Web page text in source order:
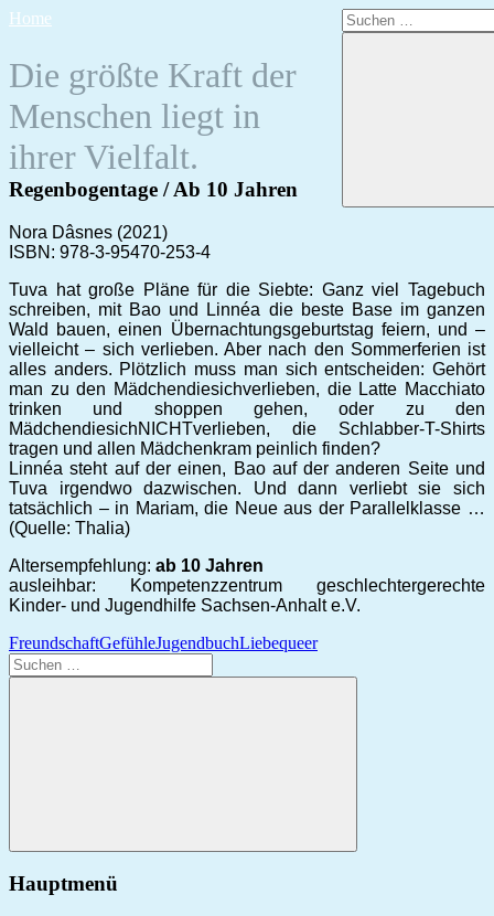
Zum
Home
Die größte Kraft der
Menschen liegt in
ihrer Vielfalt.
Suchen
nach:
Regenbogentage / Ab 10 Jahren
Nora Dâsnes (2021)
ISBN: 978-3-95470-253-4
Tuva hat große Pläne für die Siebte: Ganz viel Tagebuch
schreiben, mit Bao und Linnéa die beste Base im ganzen
Wald bauen, einen Übernachtungsgeburtstag feiern, und –
vielleicht – sich verlieben. Aber nach den Sommerferien ist
alles anders. Plötzlich muss man sich entscheiden: Gehört
man zu den Mädchendiesichverlieben, die Latte Macchiato
trinken und shoppen gehen, oder zu den
MädchendiesichNICHTverlieben, die Schlabber-T-Shirts
tragen und allen Mädchenkram peinlich finden?
Linnéa steht auf der einen, Bao auf der anderen Seite und
Tuva irgendwo dazwischen. Und dann verliebt sie sich
tatsächlich – in Mariam, die Neue aus der Parallelklasse …
(Quelle: Thalia)
Altersempfehlung: ab 10 Jahren
ausleihbar: Kompetenzzentrum geschlechtergerechte
Kinder- und Jugendhilfe Sachsen-Anhalt e.V.
FreundschaftGefühleJugendbuchLiebequeer
Suchen
nach:
Suchen
Hauptmenü